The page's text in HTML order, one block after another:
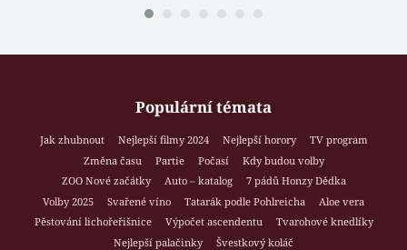
Populární témata
Jak zhubnout Nejlepší filmy 2024 Nejlepší horory
TV program
Změna času
Partie Počasí
Kdy budou volby
ZOO Nové začátky
Auto – katalog
7 pádů Honzy Dědka
Volby 2025
Svařené víno Tatarák podle Pohlreicha
Aloe vera
Pěstování lichořeřišnice
Výpočet ascendentu
Tvarohové knedlíky
Nejlepší palačinky
Švestkový koláč